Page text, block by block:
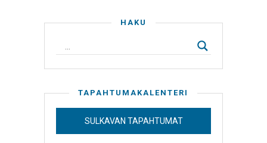
HAKU
TAPAHTUMAKALENTERI
SULKAVAN TAPAHTUMAT